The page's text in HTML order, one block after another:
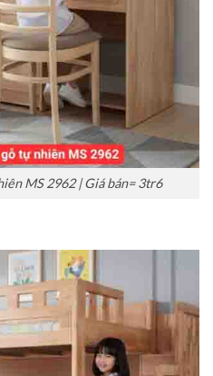
MS 2962 | Giá bán= 3tr6